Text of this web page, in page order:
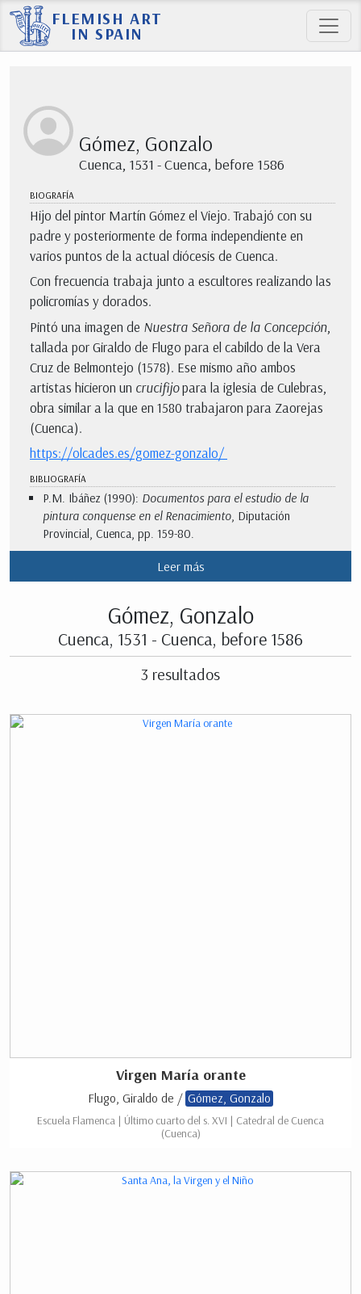
FLEMISH ART
IN SPAIN
Gómez, Gonzalo
Cuenca, 1531 - Cuenca, before 1586
BIOGRAFÍA
Hijo del pintor Martín Gómez el Viejo. Trabajó con su
padre y posteriormente de forma independiente en
varios puntos de la actual diócesis de Cuenca.
Con frecuencia trabaja junto a escultores realizando las
policromías y dorados.
Pintó una imagen de Nuestra Señora de la Concepción
tallada por Giraldo de Flugo para el cabildo de la Vera
Cruz de Belmontejo (1578). Ese mismo año ambos
artistas hicieron un crucifijopara la iglesia de Culebras,
obra similar a la que en 1580 trabajaron para Zaorejas
(Cuenca).
https://olcades.es/gomez-gonzalo/
BIBLIOGRAFÍA
P.M. Ibáñez (1990): Documentos para el estudio de la
pintura conquense en el Renacimiento, Diputación
Provincial, Cuenca, pp. 159-80.
Leer más
Gómez, Gonzalo
Cuenca, 1531 - Cuenca, before 1586
3 resultados
Virgen María orante
Flugo, Giraldo de / Gómez, Gonzalo
Escuela Flamenca | Último cuarto del s. XVI | Catedral de Cuenca
(Cuenca)